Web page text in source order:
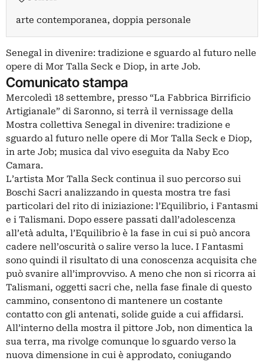
arte contemporanea, doppia personale
Senegal in divenire: tradizione e sguardo al futuro nelle
opere di Mor Talla Seck e Diop, in arte Job.
Comunicato stampa
Mercoledì 18 settembre, presso “La Fabbrica Birrificio
Artigianale” di Saronno, si terrà il vernissage della
Mostra collettiva Senegal in divenire: tradizione e
sguardo al futuro nelle opere di Mor Talla Seck e Diop,
in arte Job; musica dal vivo eseguita da Naby Eco
Camara.
L’artista Mor Talla Seck continua il suo percorso sui
Boschi Sacri analizzando in questa mostra tre fasi
particolari del rito di iniziazione: l’Equilibrio, i Fantasmi
e i Talismani. Dopo essere passati dall’adolescenza
all’età adulta, l’Equilibrio è la fase in cui si può ancora
cadere nell’oscurità o salire verso la luce. I Fantasmi
sono quindi il risultato di una conoscenza acquisita che
può svanire all’improvviso. A meno che non si ricorra ai
Talismani, oggetti sacri che, nella fase finale di questo
cammino, consentono di mantenere un costante
contatto con gli antenati, solide guide a cui affidarsi.
All’interno della mostra il pittore Job, non dimentica la
sua terra, ma rivolge comunque lo sguardo verso la
nuova dimensione in cui è approdato, coniugando